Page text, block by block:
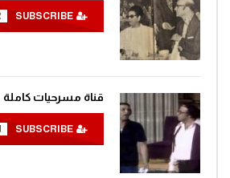
قناة مسرحيات كاملة